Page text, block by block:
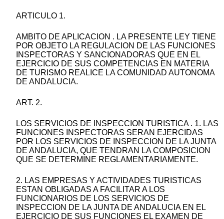
ARTICULO 1.
AMBITO DE APLICACION . LA PRESENTE LEY TIENE
POR OBJETO LA REGULACION DE LAS FUNCIONES
INSPECTORAS Y SANCIONADORAS QUE EN EL
EJERCICIO DE SUS COMPETENCIAS EN MATERIA
DE TURISMO REALICE LA COMUNIDAD AUTONOMA
DE ANDALUCIA.
ART. 2.
LOS SERVICIOS DE INSPECCION TURISTICA . 1. LAS
FUNCIONES INSPECTORAS SERAN EJERCIDAS
POR LOS SERVICIOS DE INSPECCION DE LA JUNTA
DE ANDALUCIA, QUE TENDRAN LA COMPOSICION
QUE SE DETERMINE REGLAMENTARIAMENTE.
2. LAS EMPRESAS Y ACTIVIDADES TURISTICAS
ESTAN OBLIGADAS A FACILITAR A LOS
FUNCIONARIOS DE LOS SERVICIOS DE
INSPECCION DE LA JUNTA DE ANDALUCIA EN EL
EJERCICIO DE SUS FUNCIONES EL EXAMEN DE